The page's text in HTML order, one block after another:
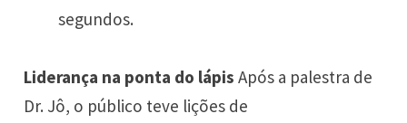
segundos.
Liderança na ponta do lápisApós a palestra de
Dr. Jô, o público teve lições de